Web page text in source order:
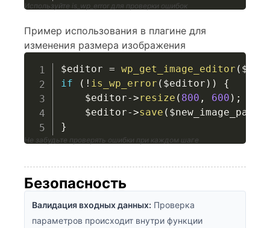
Используйте is_wp_error для проверки ошибок
Пример использования в плагине для
изменения размера изображения
$editor = wp_get_image_editor (
if
( ! is_wp_error ( $editor ) )
{
$editor->resize ( 800 , 600 ) ;
$editor->save ( $new_image_path
}
Не забудьте проверять ошибки при каждом шаге
Безопасность
Валидация входных данных: Проверка
параметров происходит внутри функции